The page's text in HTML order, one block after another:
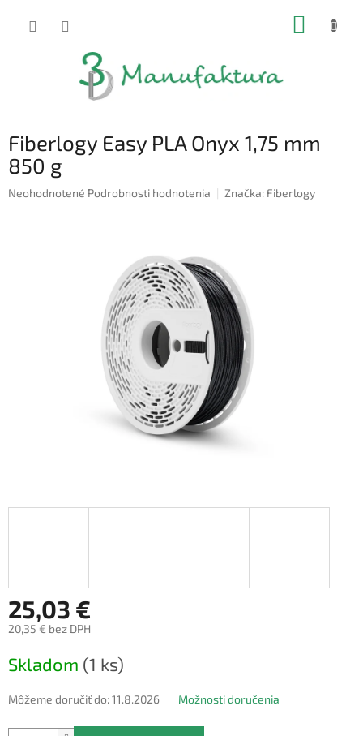
Fiberlogy Easy PLA Onyx 1,75 mm
850 g
Priemerné
Neohodnotené Podrobnosti hodnotenia Značka: Fiberlogy
25,03 €
20,35 € bez DPH
cena:
Skladom (1 ks)
Môžeme doručiť do:11.8.2026 Možnosti doručenia